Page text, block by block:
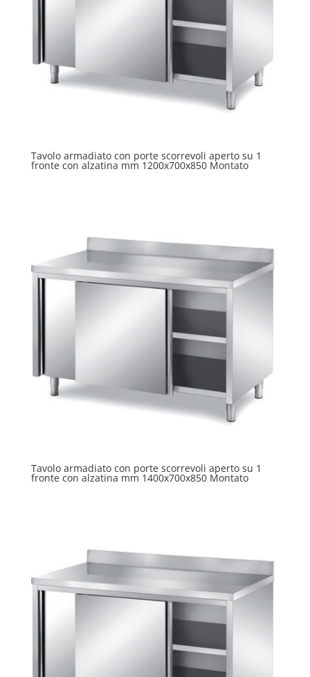
Tavolo armadiato con porte scorrevoli aperto su 1
fronte con alzatina mm 1200x700x850 Montato
Tavolo armadiato con porte scorrevoli aperto su 1
fronte con alzatina mm 1400x700x850 Montato